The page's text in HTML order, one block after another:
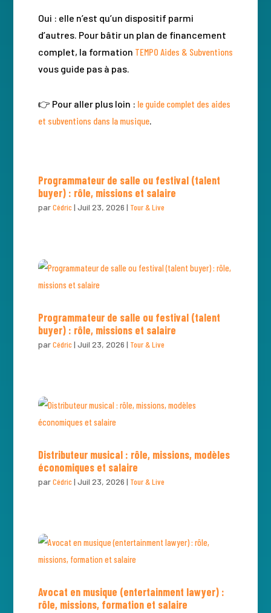
Oui : elle n’est qu’un dispositif parmi
d’autres. Pour bâtir un plan de financement
complet, la formation TEMPO Aides & Subventions
vous guide pas à pas.
👉 Pour aller plus loin : le guide complet des aides
et subventions dans la musique.
Programmateur de salle ou festival (talent
buyer) : rôle, missions et salaire
parCédric| Juil 23, 2026 | Tour & Live
Programmateur de salle ou festival (talent
buyer) : rôle, missions et salaire
parCédric| Juil 23, 2026 | Tour & Live
Distributeur musical : rôle, missions, modèles
économiques et salaire
parCédric| Juil 23, 2026 | Tour & Live
Avocat en musique (entertainment lawyer) :
rôle, missions, formation et salaire